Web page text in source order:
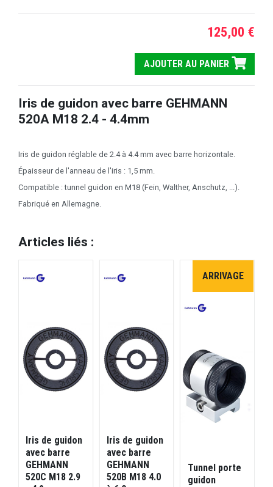
125,00 €
AJOUTER AU PANIER
Iris de guidon avec barre GEHMANN
520A M18 2.4 - 4.4mm
Iris de guidon réglable de 2.4 à 4.4 mm avec barre horizontale.
Épaisseur de l'anneau de l'iris : 1,5 mm.
Compatible : tunnel guidon en M18 (Fein, Walther, Anschutz, ...).
Fabriqué en Allemagne.
Articles liés :
Iris de guidon
avec barre
GEHMANN
520C M18 2.9
Iris de guidon
avec barre
GEHMANN
520B M18 4.0
ARRIVAGE
Tunnel porte
guidon